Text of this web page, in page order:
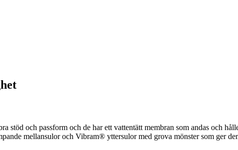
och passform och de har ett vattentätt membran som andas och
mellansulor och Vibram® yttersulor med grova mönster som ger